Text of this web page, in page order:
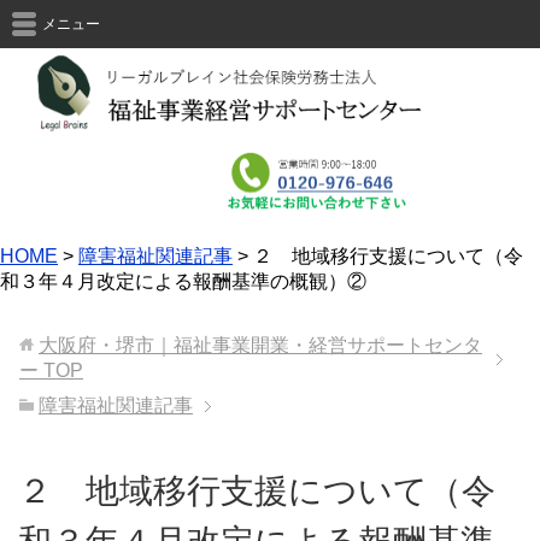
メニュー
HOME > 障害福祉関連記事 > ２ 地域移行支援について（令
和３年４月改定による報酬基準の概観）②
大阪府・堺市｜福祉事業開業・経営サポートセンタ
ー TOP
障害福祉関連記事
２ 地域移行支援について（令